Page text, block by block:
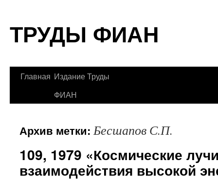
содержимому
ТРУДЫ ФИАН
Главная Издание Труды
ФИАН
Архив метки:Бесшапов С.П.
109, 1979 «Космические
взаимодействия высокой